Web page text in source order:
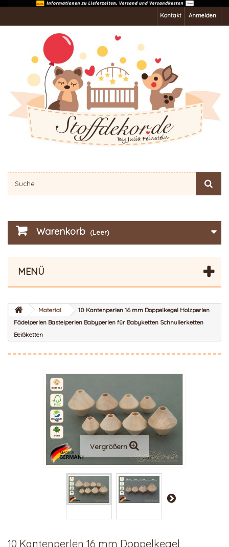
Anmelden
Kontakt
Warenkorb (Leer)
MENÜ
Material
10 Kantenperlen 16 mm Doppelkegel Holzperlen
Fädelperlen Bastelperlen Babyperlen für Babyketten Schnullerketten
Beißketten
Vergrößern
10 Kantenperlen 16 mm Doppelkegel